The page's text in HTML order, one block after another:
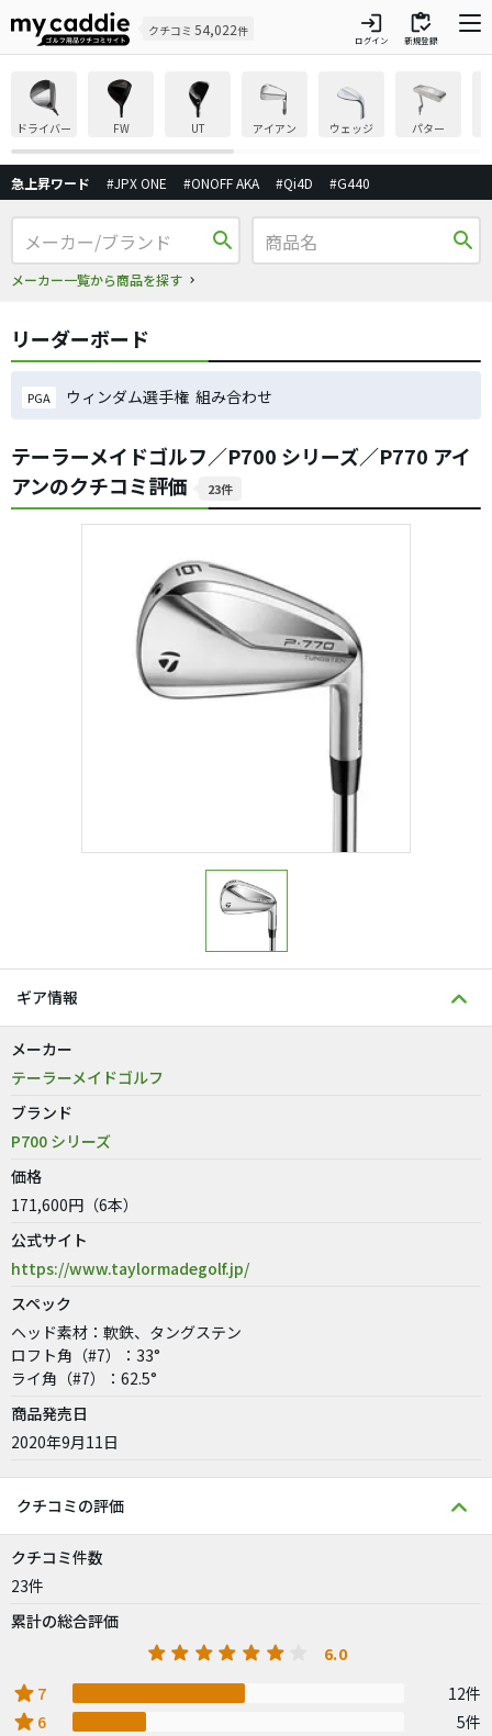
クチコミ 54,022件 login
ログイン
inventory
新規登録
ドライバー FW UT アイアン ウェッジ パター
急上昇ワード #JPX ONE #ONOFF AKA #Qi4D #G440
search
メーカー一覧から商品を探す
search
リーダーボード
PGA ウィンダム選手権 組み合わせ
テーラーメイドゴルフ／P700 シリーズ／P770 アイ
アンのクチコミ評価
23件
ギア情報
メーカー
テーラーメイドゴルフ
ブランド
P700 シリーズ
価格
171,600円（6本）
公式サイト
https://www.taylormadegolf.jp/
スペック
ヘッド素材：軟鉄、タングステン
ロフト角（#7）：33°
ライ角（#7）：62.5°
商品発売日
2020年9月11日
クチコミの評価
クチコミ件数
23件
累計の総合評価
6.0
star 7 12件
star 6 5件